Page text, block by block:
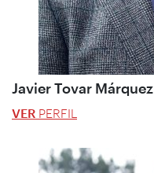
Javier Tovar Márquez
VER PERFIL